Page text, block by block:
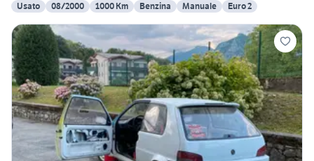
Usato
08/2000 1000 Km Benzina Manuale Euro 2